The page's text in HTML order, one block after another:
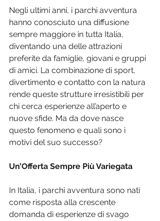
Negli ultimi anni, i parchi avventura
hanno conosciuto una diffusione
sempre maggiore in tutta Italia,
diventando una delle attrazioni
preferite da famiglie, giovani e gruppi
di amici. La combinazione di sport,
divertimento e contatto con la natura
rende queste strutture irresistibili per
chi cerca esperienze all’aperto e
nuove sfide. Ma da dove nasce
questo fenomeno e quali sono i
motivi del suo successo?
Un’Offerta Sempre Più Variegata
In Italia, i parchi avventura sono nati
come risposta alla crescente
domanda di esperienze di svago